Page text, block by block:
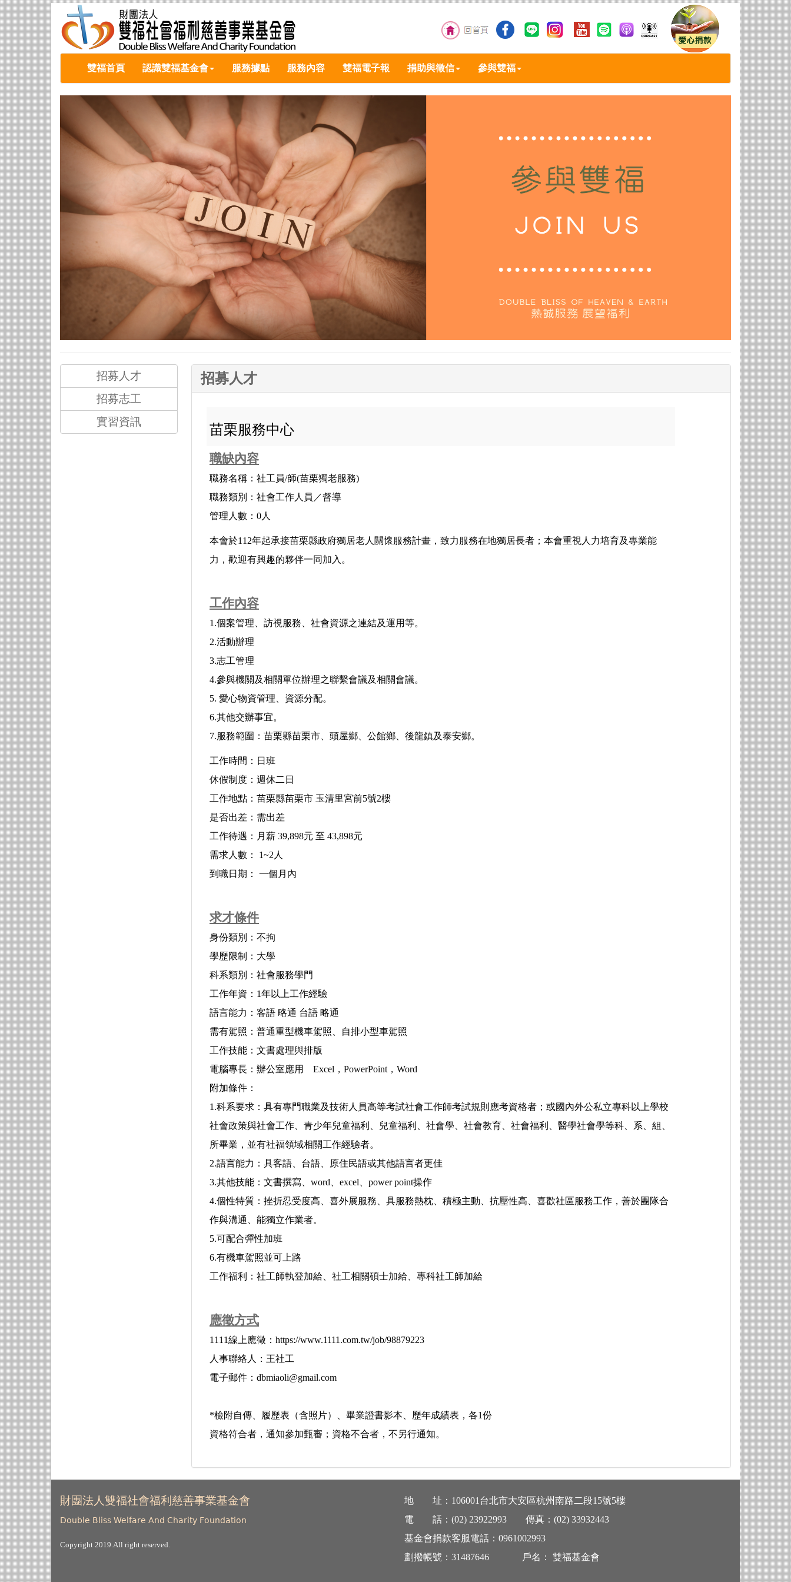
雙福首頁 認識雙福基金會 服務據點 服務內容 雙福電子報 捐助與徵信 參與雙福
招募人才
招募志工
實習資訊
招募人才
苗栗服務中心
職缺內容
職務名稱：社工員/師(苗栗獨老服務)
職務類別：社會工作人員／督導
管理人數：0人
本會於112年起承接苗栗縣政府獨居老人關懷服務計畫，致力服務在地獨居長者；本會重視人力培育及專業能
力，歡迎有興趣的夥伴一同加入。
工作內容
1.個案管理、訪視服務、社會資源之連結及運用等。
2.活動辦理
3.志工管理
4.參與機關及相關單位辦理之聯繫會議及相關會議。
5. 愛心物資管理、資源分配。
6.其他交辦事宜。
7.服務範圍：苗栗縣苗栗市、頭屋鄉、公館鄉、後龍鎮及泰安鄉。
工作時間：日班
休假制度：週休二日
工作地點：苗栗縣苗栗市 玉清里宮前5號2樓
是否出差：需出差
工作待遇：月薪 39,898元 至 43,898元
需求人數： 1~2人
到職日期： 一個月內
求才條件
身份類別：不拘
學歷限制：大學
科系類別：社會服務學門
工作年資：1年以上工作經驗
語言能力：客語 略通 台語 略通
需有駕照：普通重型機車駕照、自排小型車駕照
工作技能：文書處理與排版
電腦專長：辦公室應用 Excel，PowerPoint，Word
附加條件：
1.科系要求：具有專門職業及技術人員高等考試社會工作師考試規則應考資格者；或國內外公私立專科以上學校
社會政策與社會工作、青少年兒童福利、兒童福利、社會學、社會教育、社會福利、醫學社會學等科、系、組、
所畢業，並有社福領域相關工作經驗者。
2.語言能力：具客語、台語、原住民語或其他語言者更佳
3.其他技能：文書撰寫、word、excel、power point操作
4.個性特質：挫折忍受度高、喜外展服務、具服務熱枕、積極主動、抗壓性高、喜歡社區服務工作，善於團隊合
作與溝通、能獨立作業者。
5.可配合彈性加班
6.有機車駕照並可上路
工作福利：社工師執登加給、社工相關碩士加給、專科社工師加給
應徵方式
1111線上應徵：https://www.1111.com.tw/job/98879223
人事聯絡人：王社工
電子郵件：dbmiaoli@gmail.com
*檢附自傳、履歷表（含照片）、畢業證書影本、歷年成績表，各1份
資格符合者，通知參加甄審；資格不合者，不另行通知。
財團法人雙福社會福利慈善事業基金會
Double Bliss Welfare And Charity Foundation
Copyright 2019.All right reserved.
地 址：106001台北市大安區杭州南路二段15號5樓
電 話：(02) 23922993 傳真：(02) 33932443
基金會捐款客服電話： 0961002993
劃撥帳號：31487646 戶名： 雙福基金會